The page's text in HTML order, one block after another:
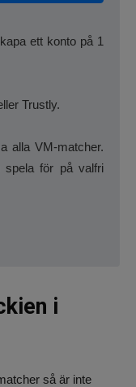
ett konto på 1
Trustly.
alla VM-matcher.
spela för på valfri
i
så är inte